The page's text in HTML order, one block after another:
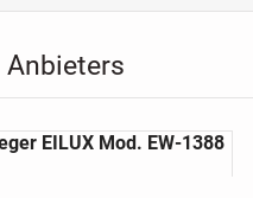
Anbieters
EILUX Mod. EW-1388